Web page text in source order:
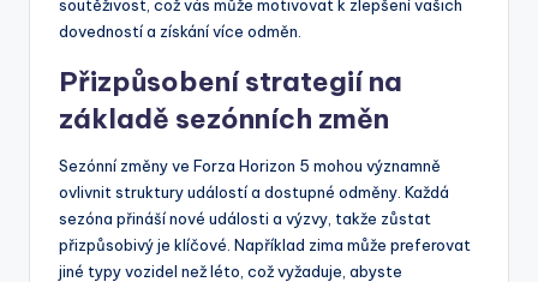
soutěživost, což vás může motivovat k zlepšení vašich
dovedností a získání více odměn.
Přizpůsobení strategií na
základě sezónních změn
Sezónní změny ve Forza Horizon 5 mohou významně
ovlivnit struktury událostí a dostupné odměny. Každá
sezóna přináší nové události a výzvy, takže zůstat
přizpůsobivý je klíčové. Například zima může preferovat
jiné typy vozidel než léto, což vyžaduje, abyste